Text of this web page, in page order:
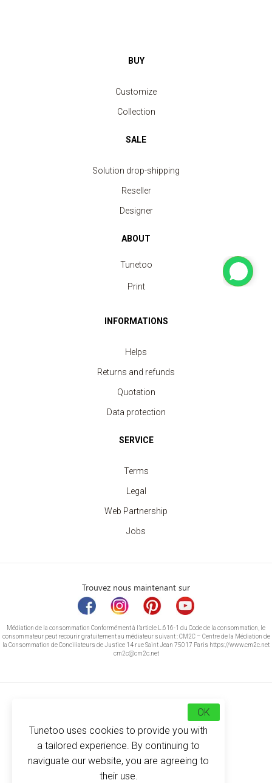
BUY
Customize
Collection
SALE
Solution drop-shipping
Reseller
Designer
ABOUT
Tunetoo
Print
INFORMATIONS
Helps
Returns and refunds
Quotation
Data protection
SERVICE
Terms
Legal
Web Partnership
Jobs
Trouvez nous maintenant sur
Médiation de la consommation Conformément à l’article L.616-1 du Code de la consommation, le
consommateur peut recourir gratuitement au médiateur suivant : CM2C – Centre de la Médiation de
la Consommation de Conciliateurs de Justice 14 rue Saint Jean 75017 Paris https://www.cm2c.net
cm2c@cm2c.net
© Copyright 2026
Tunetoo uses cookies to provide you with
a tailored experience. By continuing to
naviguate our website, you are agreeing to
their use.
OK